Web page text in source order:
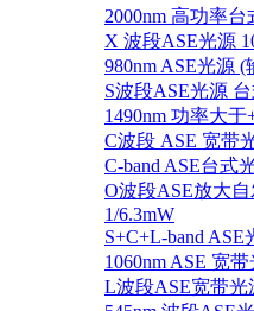
2000nm 高功率
X 波段ASE光源
980nm ASE光源
S波段ASE光源
1490nm 功率大于
C波段 ASE 宽带
C-band ASE台式
O波段ASE放大自
1/6.3mW
S+C+L-band ASE
1060nm ASE 宽
L波段ASE宽带光